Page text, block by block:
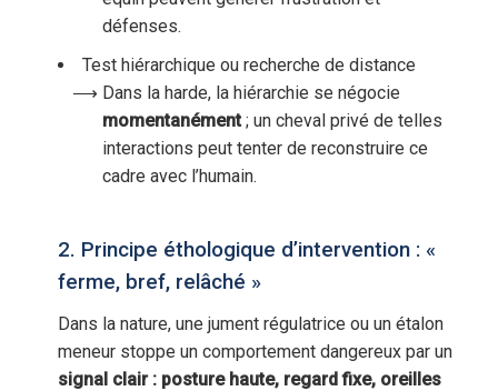
défenses.
Test hiérarchique ou recherche de distance
Dans la harde, la hiérarchie se négocie
momentanément; un cheval privé de telles
interactions peut tenter de reconstruire ce
cadre avec l’humain.
2. Principe éthologique d’intervention : «
ferme, bref, relâché »
Dans la nature, une jument régulatrice ou un étalon
meneur stoppe un comportement dangereux par un
signal clair : posture haute, regard fixe, oreilles